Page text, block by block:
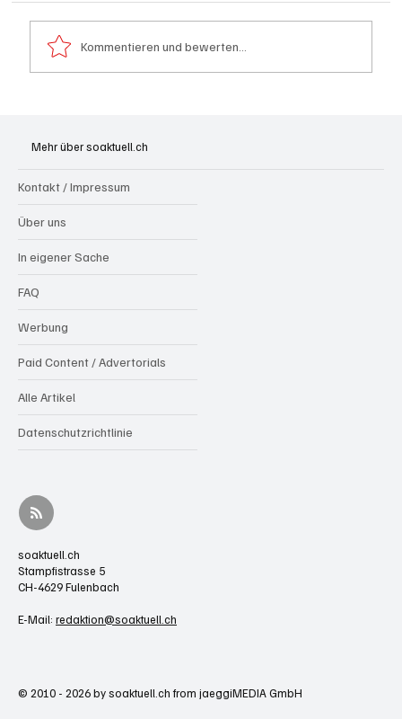
Kommentieren und bewerten...
Mehr über soaktuell.ch
Kontakt / Impressum
Über uns
In eigener Sache
FAQ
Werbung
Paid Content / Advertorials
Alle Artikel
Datenschutzrichtlinie
soaktuell.ch
Stampfistrasse 5
CH-4629 Fulenbach
E-Mail: redaktion@soaktuell.ch
© 2010 - 2026 by soaktuell.ch from jaeggiMEDIA GmbH